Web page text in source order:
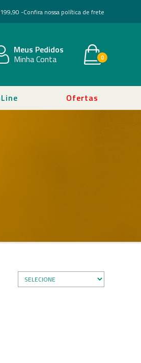
-Confira nossa política de frete
Meus Pedidos
Minha Conta 0
Ofertas